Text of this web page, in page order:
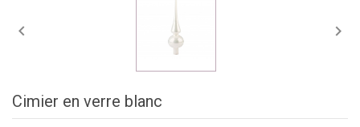
 
Cimier en verre blanc